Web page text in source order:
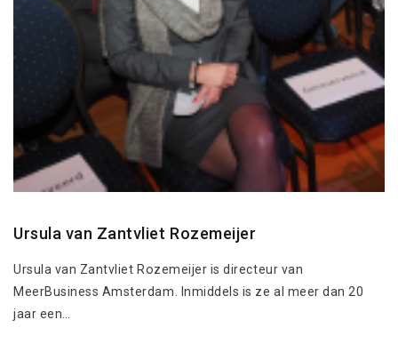
Ursula van Zantvliet Rozemeijer
Ursula van Zantvliet Rozemeijer is directeur van
MeerBusiness Amsterdam. Inmiddels is ze al meer dan 20
jaar een…